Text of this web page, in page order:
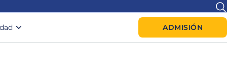
ADMISIÓN